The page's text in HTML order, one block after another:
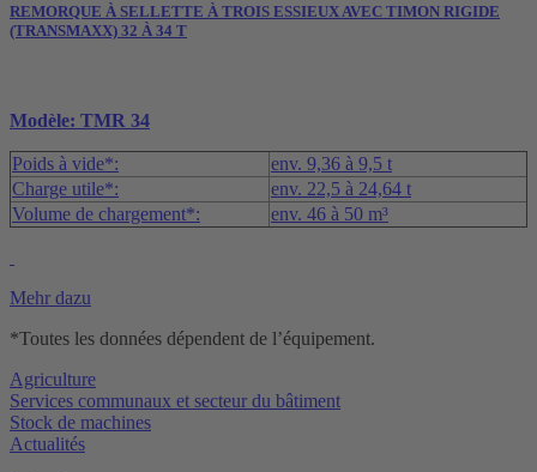
REMORQUE À SELLETTE À TROIS ESSIEUX AVEC TIMON RIGIDE
(TRANSMAXX) 32 À 34 T
Modèle: TMR 34
Poids à vide*:
env. 9,36 à 9,5 t
Charge utile*:
env. 22,5 à 24,64 t
Volume de chargement*:
env. 46 à 50 m³
Mehr dazu
*Toutes les données dépendent de l’équipement.
Agriculture
Services communaux et secteur du bâtiment
Stock de machines
Actualités